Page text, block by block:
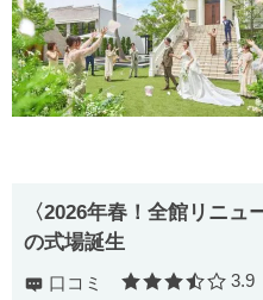
〈2026年春！全館リニ
の式場誕生
口コミ 口
3.9